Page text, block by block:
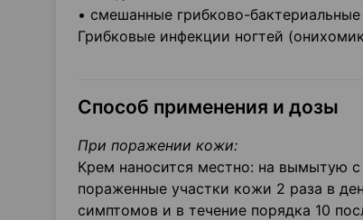
• смешанные грибково-
Грибковые инфекции ногтей
Способ применения и дозы
При поражении кожи:
Крем наносится местно: на вымытую
пораженные участки кожи 2 раза в
симптомов и в течение порядка 10